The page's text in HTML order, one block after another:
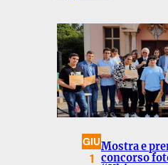
GIU
1
Mostra e
concorso